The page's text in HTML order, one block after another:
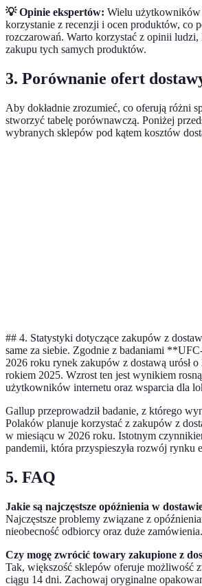
💡 Opinie ekspertów: Wielu użytkowników
korzystanie z recenzji i ocen produktów, co
rozczarowań. Warto korzystać z opinii
zakupu tych samych produktów.
3. Porównanie ofert
Aby dokładnie zrozumieć, co oferują różni
stworzyć tabelę porównawczą. Poniżej
wybranych sklepów pod kątem kosztów
## 4. Statystyki dotyczące zakupów z
same za siebie. Zgodnie z badaniami
2026 roku rynek zakupów z dostawą urósł
rokiem 2025. Wzrost ten jest wynikiem
użytkowników internetu oraz wsparcia dla
Gallup przeprowadził badanie, z którego
Polaków planuje korzystać z zakupów z
w miesiącu w 2026 roku. Istotnym
pandemii, która przyspieszyła rozwój rynku
5. FAQ
Jakie są najczęstsze opóźnienia w
Najczęstsze problemy związane z
nieobecność odbiorcy oraz duże zamówienia.
Czy mogę zwrócić towary zakupione z
Tak, większość sklepów oferuje możliwość
ciągu 14 dni. Zachowaj oryginalne